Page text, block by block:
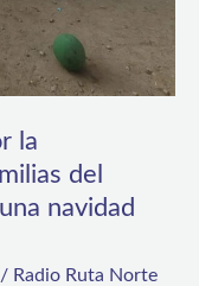
la
del
navidad
/ Radio Ruta Norte